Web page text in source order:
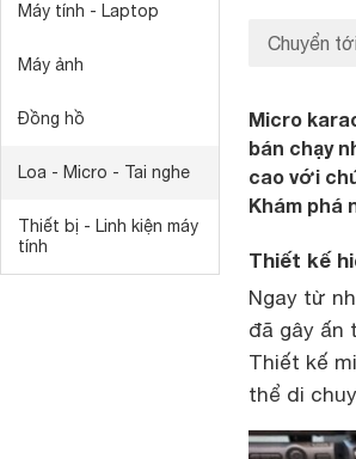
Máy tính - Laptop
Máy ảnh
Đồng hồ
Loa - Micro - Tai nghe
Thiết bị - Linh kiện máy
tính
Chuyển
Micro
bán chạy
cao với
Khám phá
Thiết kế
Ngay từ
đã gây ấn
Thiết kế
thể di